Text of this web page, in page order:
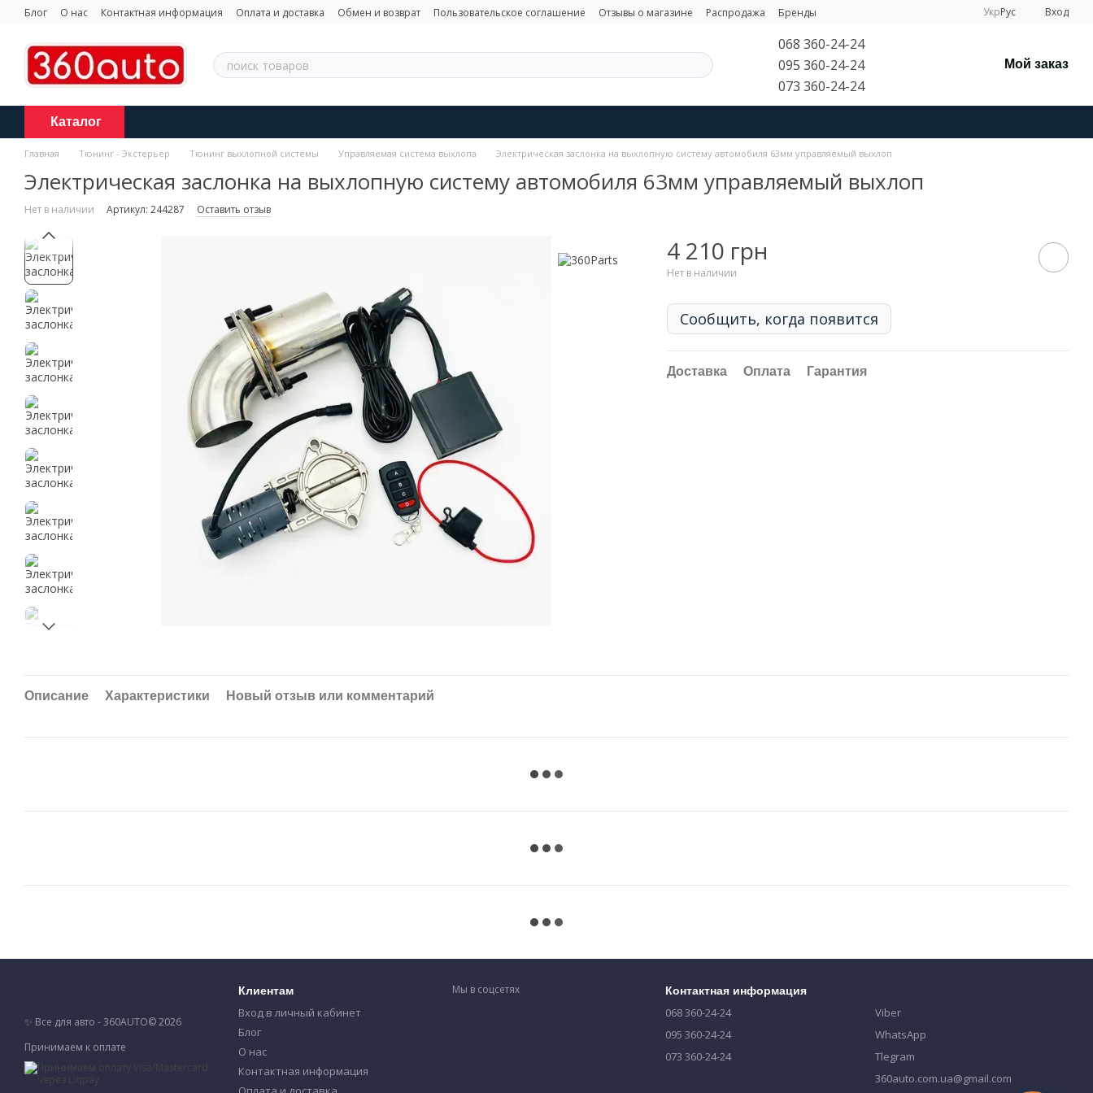
Перейти к основному контенту
Блог О нас Контактная информация Оплата и доставка Обмен и возврат Пользовательское соглашение Отзывы о магазине Распродажа Бренды УкрРус Вход
068 360-24-24
095 360-24-24
073 360-24-24
Мой заказ
Каталог
Главная Тюнинг - Экстерьер Тюнинг выхлопной системы Управляемая система выхлопа Электрическая заслонка на выхлопную систему автомобиля 63мм управляемый выхлоп
Электрическая заслонка на выхлопную систему автомобиля 63мм управляемый выхлоп
Нет в наличии Артикул: 244287 Оставить отзыв
4 210 грн
Нет в наличии
Сообщить, когда появится
Доставка Оплата Гарантия
Описание Характеристики Новый отзыв или комментарий
✨ Все для авто - 360AUTO© 2026
Принимаем к оплате
Клиентам
Вход в личный кабинет
Блог
О нас
Контактная информация
Мы в соцсетях Контактная информация
068 360-24-24
095 360-24-24
073 360-24-24
Viber
WhatsApp
Tlegram
360auto.com.ua@gmail.com